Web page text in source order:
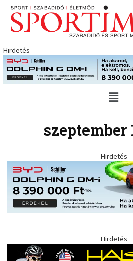
Skip
content
Hirdetés
Main
Menu
szeptember
Hirdetés
Hirdetés